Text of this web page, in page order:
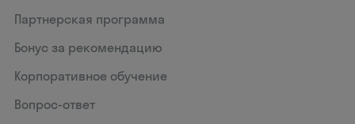
Партнерская программа
Бонус за рекомендацию
Корпоративное обучение
Вопрос-ответ